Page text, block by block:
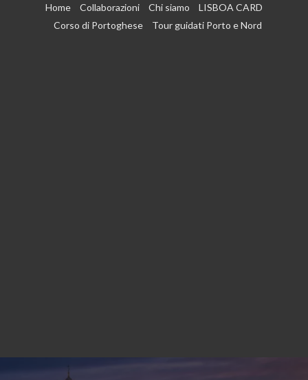
Home Collaborazioni Chi siamo
LISBOA CARD
Corso di Portoghese
Tour guidati Porto e Nord